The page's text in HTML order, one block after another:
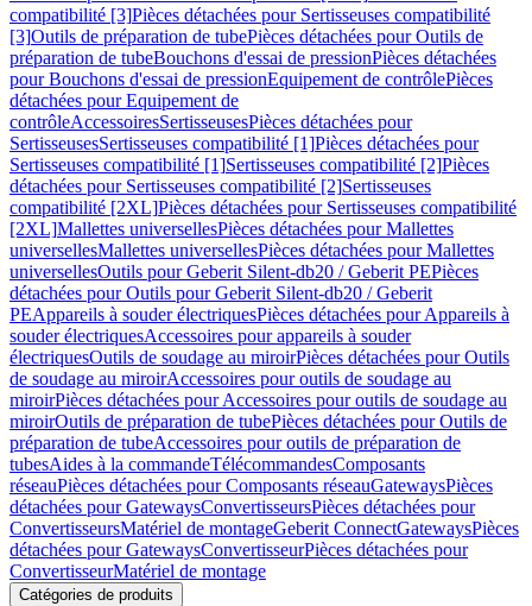
compatibilité [3]Pièces détachées pour Sertisseuses compatibilité
[3]Outils de préparation de tubePièces détachées pour Outils de
préparation de tubeBouchons d'essai de pressionPièces détachées
pour Bouchons d'essai de pressionEquipement de contrôlePièces
détachées pour Equipement de
contrôleAccessoiresSertisseusesPièces détachées pour
SertisseusesSertisseuses compatibilité [1]Pièces détachées pour
Sertisseuses compatibilité [1]Sertisseuses compatibilité [2]Pièces
détachées pour Sertisseuses compatibilité [2]Sertisseuses
compatibilité [2XL]Pièces détachées pour Sertisseuses compatibilité
[2XL]Mallettes universellesPièces détachées pour Mallettes
universellesMallettes universellesPièces détachées pour Mallettes
universellesOutils pour Geberit Silent-db20 / Geberit PEPièces
détachées pour Outils pour Geberit Silent-db20 / Geberit
PEAppareils à souder électriquesPièces détachées pour Appareils à
souder électriquesAccessoires pour appareils à souder
électriquesOutils de soudage au miroirPièces détachées pour Outils
de soudage au miroirAccessoires pour outils de soudage au
miroirPièces détachées pour Accessoires pour outils de soudage au
miroirOutils de préparation de tubePièces détachées pour Outils de
préparation de tubeAccessoires pour outils de préparation de
tubesAides à la commandeTélécommandesComposants
réseauPièces détachées pour Composants réseauGatewaysPièces
détachées pour GatewaysConvertisseursPièces détachées pour
ConvertisseursMatériel de montageGeberit ConnectGatewaysPièces
détachées pour GatewaysConvertisseurPièces détachées pour
ConvertisseurMatériel de montage
Catégories de produits